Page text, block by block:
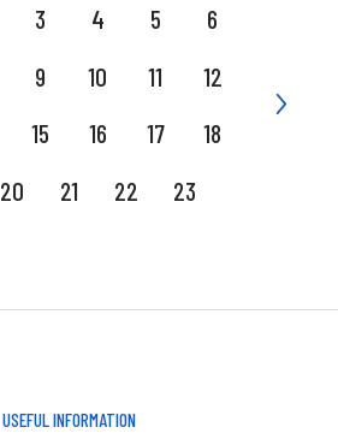
3 4 5
6
9 10 11
12
15 16 17
18
20 21 22 23
USEFUL INFORMATION